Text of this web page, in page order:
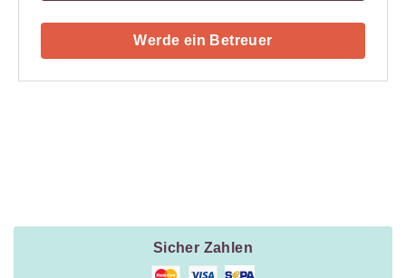
Werde ein Betreuer
Sicher Zahlen